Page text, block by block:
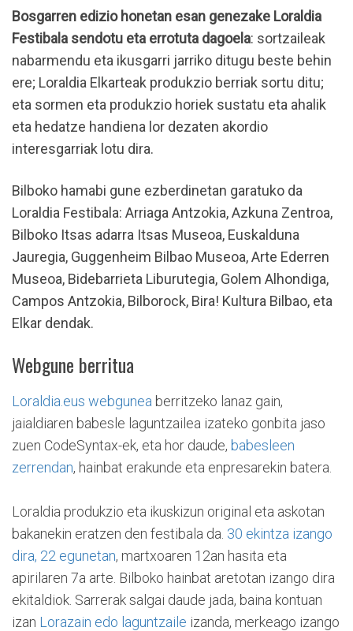
Bosgarren edizio honetan esan genezake Loraldia
Festibala sendotu eta errotuta dagoela: sortzaileak
nabarmendu eta ikusgarri jarriko ditugu beste behin
ere; Loraldia Elkarteak produkzio berriak sortu ditu;
eta sormen eta produkzio horiek sustatu eta ahalik
eta hedatze handiena lor dezaten akordio
interesgarriak lotu dira.
Bilboko hamabi gune ezberdinetan garatuko da
Loraldia Festibala: Arriaga Antzokia, Azkuna Zentroa,
Bilboko Itsas adarra Itsas Museoa, Euskalduna
Jauregia, Guggenheim Bilbao Museoa, Arte Ederren
Museoa, Bidebarrieta Liburutegia, Golem Alhondiga,
Campos Antzokia, Bilborock, Bira! Kultura Bilbao, eta
Elkar dendak.
Webgune berritua
Loraldia.eus webgunea berritzeko lanaz gain,
jaialdiaren babesle laguntzailea izateko gonbita jaso
zuen CodeSyntax-ek, eta hor daude, babesleen
zerrendan, hainbat erakunde eta enpresarekin batera.
Loraldia produkzio eta ikuskizun original eta askotan
bakanekin eratzen den festibala da. 30 ekintza izango
dira, 22 egunetan, martxoaren 12an hasita eta
apirilaren 7a arte. Bilboko hainbat aretotan izango dira
ekitaldiok. Sarrerak salgai daude jada, baina kontuan
izan Lorazain edo laguntzaile izanda, merkeago izango